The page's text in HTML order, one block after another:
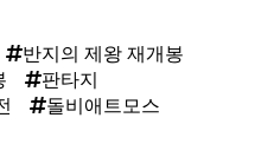
반지의 제왕 재개봉
판타지
돌비애트모스